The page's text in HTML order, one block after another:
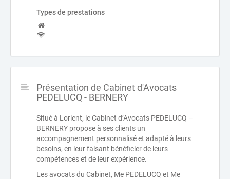
Types de prestations
Présentation de Cabinet d'Avocats
PEDELUCQ - BERNERY
Situé à Lorient, le Cabinet d’Avocats PEDELUCQ –
BERNERY propose à ses clients un
accompagnement personnalisé et adapté à leurs
besoins, en leur faisant bénéficier de leurs
compétences et de leur expérience.
Les avocats du Cabinet, Me PEDELUCQ et Me